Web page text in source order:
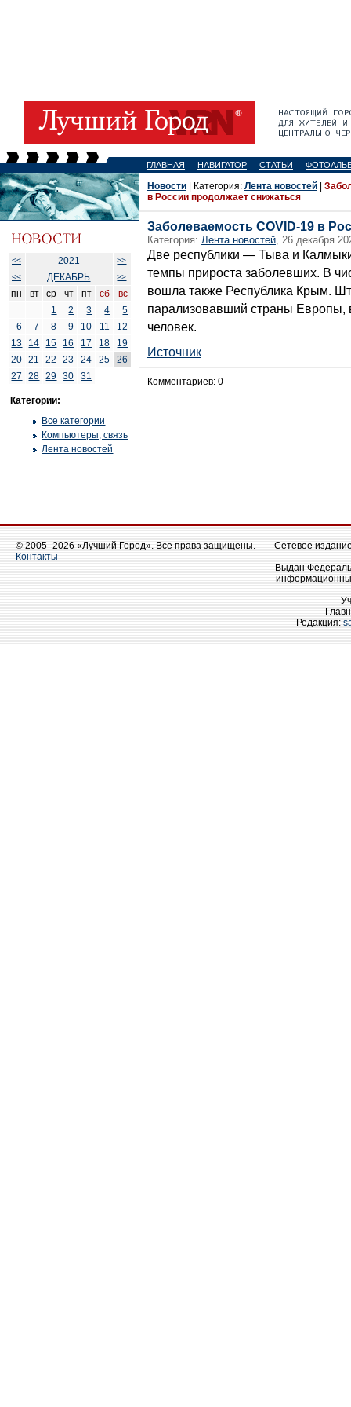
ГЛАВНАЯ НАВИГАТОР СТАТЬИ
<< 2021
>>
<<
ДЕКАБРЬ >>
пн вт ср чт пт сб
вс
1
2 3 4
5
6
7 8 9 10 11
12
13
14 15 16 17 18
19
20
21 22 23 24 25
26
27
28 29 30 31
Категории:
Все категории
Компьютеры, связь
Лента новостей
Новости | Категория: Лента новостей
в России продолжает снижаться
Заболеваемость COVID-19 в
Категория: Лента новостей, 26 декабря
Две республики — Тыва и
темпы прироста заболевших. В
вошла также Республика Крым.
парализовавший страны Европы,
человек.
Источник
Комментариев: 0
© 2005–2026 «Лучший Город». Все права защищены.
Контакты
Сетевое
Выдан
Редакция: